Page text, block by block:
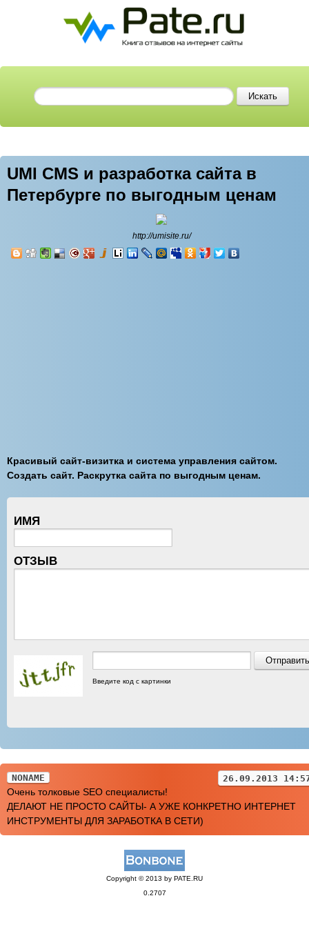
UMI CMS и разработка сайта в
Петербурге по выгодным ценам
http://umisite.ru/
Красивый сайт-визитка и система управления сайтом.
Создать сайт. Раскрутка сайта по выгодным ценам.
ИМЯ
ОТЗЫВ
Введите код с картинки
NONAME 26.09.2013
Очень толковые SEO специалисты!
ДЕЛАЮТ НЕ ПРОСТО САЙТЫ- А УЖЕ КОНКРЕТНО ИНТЕРНЕТ
ИНСТРУМЕНТЫ ДЛЯ ЗАРАБОТКА В СЕТИ)
Copyright © 2013 by PATE.RU
0.2707